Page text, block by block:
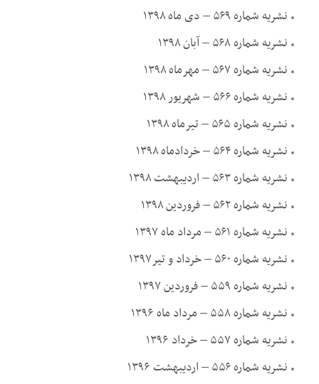
نشریه شماره ۵۶۹ – دی ماه ۱۳۹۸
نشریه شماره ۵۶۸ – آبان ۱۳۹۸
نشریه شماره ۵۶۷ – مهرماه ۱۳۹۸
نشریه شماره ۵۶۶ – شهریور ۱۳۹۸
نشریه شماره ۵۶۵ – تیرماه ۱۳۹۸
نشریه شماره ۵۶۴ – خردادماه ۱۳۹۸
نشریه شماره ۵۶۳ – اردیبهشت ۱۳۹۸
نشریه شماره ۵۶۲ – فروردین ۱۳۹۸
نشریه شماره ۵۶۱ – مرداد ماه ۱۳۹۷
نشریه شماره ۵۶۰ – خرداد و تیر۱۳۹۷
نشریه شماره ۵۵۹ – فروردین ۱۳۹۷
نشریه شماره ۵۵۸ – مرداد ماه ۱۳۹۶
نشریه شماره ۵۵۷ – خرداد ۱۳۹۶
نشریه شماره ۵۵۶ – اردیبهشت ۱۳۹۶